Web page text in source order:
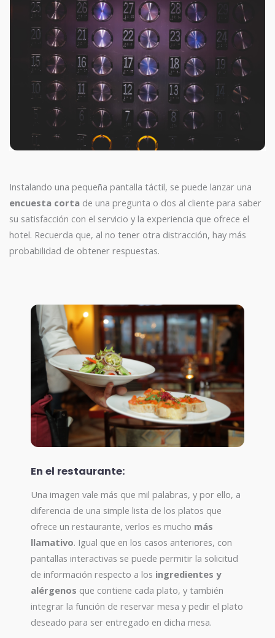
Instalando una pequeña pantalla táctil, se puede lanzar una
encuesta corta de una pregunta o dos al cliente para saber
su satisfacción con el servicio y la experiencia que ofrece el
hotel. Recuerda que, al no tener otra distracción, hay más
probabilidad de obtener respuestas.
En el restaurante:
Una imagen vale más que mil palabras, y por ello, a
diferencia de una simple lista de los platos que
ofrece un restaurante, verlos es mucho más
llamativo. Igual que en los casos anteriores, con
pantallas interactivas se puede permitir la solicitud
de información respecto a los ingredientes y
alérgenos que contiene cada plato, y también
integrar la función de reservar mesa y pedir el plato
deseado para ser entregado en dicha mesa.